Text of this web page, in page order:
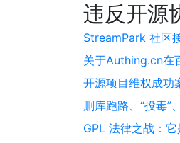
违反开源
StreamPark 社区
关于Authing.cn在
开源项目维权成
删库跑路、“投毒
GPL 法律之战：